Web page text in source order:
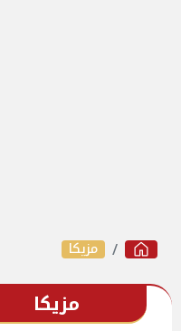
مزيكا
مزيكا